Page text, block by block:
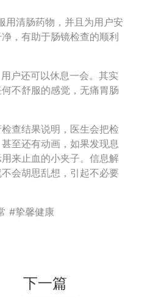
用清肠药物，并且为用户安
，有助于肠镜检查的顺利
户还可以休息一会。其实
不舒服的感觉，无痛胃肠
查结果说明，医生会把检
至还有动画，如果发现息
来止血的小夹子。信息解
会胡思乱想，引起不必要
#挚馨健康
下一篇